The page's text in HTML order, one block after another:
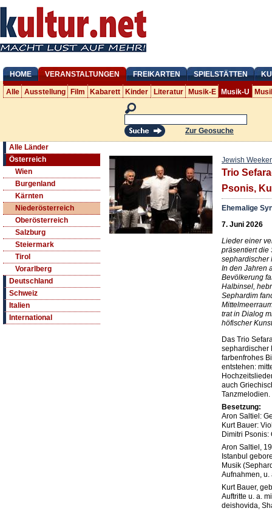
HOME VERANSTALTUNGEN FREIKARTEN SPIELSTÄTTEN
Alle Ausstellung Film Kabarett Kinder Literatur Musik-E Musik-U
Zur Geosuche
Alle Länder
Österreich
Wien
Burgenland
Kärnten
Niederösterreich
Oberösterreich
Salzburg
Steiermark
Tirol
Vorarlberg
Deutschland
Schweiz
Italien
International
Jewish
Trio
Psonis,
Ehemalige
7. Juni 2026
Lieder einer
präsentiert die
sephardischer
In den Jahren
Bevölkerung
Halbinsel,
Sephardim
trat in Dialog
höfischer
Das Trio
sephardischer
farbenfrohes
entstehen:
auch
Tanzmelodien.
Besetzung:
Aron Saltiel:
Kurt Bauer:
Dimitri Psonis:
Aron Saltiel,
Istanbul
Musik
Aufnahmen, u.
Kurt Bauer,
Auftritte u. a.
deishovida,